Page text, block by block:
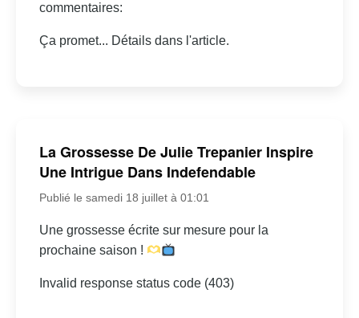
commentaires:
Ça promet... Détails dans l'article.
La Grossesse De Julie Trepanier Inspire
Une Intrigue Dans Indefendable
Publié le samedi 18 juillet à 01:01
Une grossesse écrite sur mesure pour la
prochaine saison !
Invalid response status code (403)